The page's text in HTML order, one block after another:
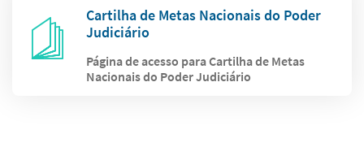
Cartilha de Metas Nacionais do Poder
Judiciário
Página de acesso para Cartilha de Metas
Nacionais do Poder Judiciário